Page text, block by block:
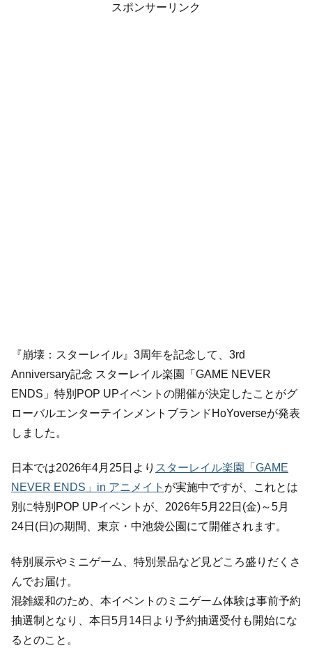
スポンサーリンク
『崩壊：スターレイル』3周年を記念して、3rd
Anniversary記念 スターレイル楽園「GAME NEVER
ENDS」特別POP UPイベントの開催が決定したことがグ
ローバルエンターテインメントブランドHoYoverseが発表
しました。
日本では2026年4月25日より スターレイル楽園「GAME
NEVER ENDS」in アニメイト が実施中ですが、これとは
別に特別POP UPイベントが、2026年5月22日(金)～5月
24日(日)の期間、東京・中池袋公園にて開催されます。
特別展示やミニゲーム、特別景品など見どころ盛りだくさ
んでお届け。
混雑緩和のため、本イベントのミニゲーム体験は事前予約
抽選制となり、本日5月14日より予約抽選受付も開始にな
るとのこと。